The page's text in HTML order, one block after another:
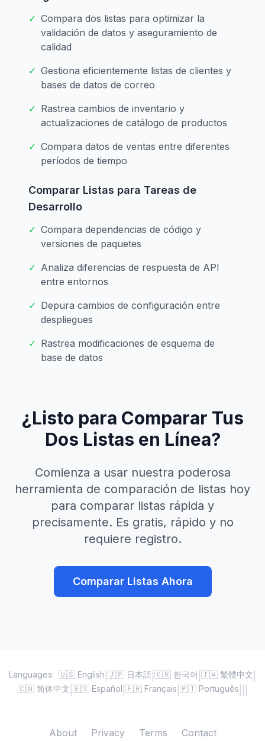
✓ Compara dos listas para optimizar la
validación de datos y aseguramiento de
calidad
✓ Gestiona eficientemente listas de clientes y
bases de datos de correo
✓ Rastrea cambios de inventario y
actualizaciones de catálogo de productos
✓ Compara datos de ventas entre diferentes
períodos de tiempo
Comparar Listas para Tareas de
Desarrollo
✓ Compara dependencias de código y
versiones de paquetes
✓ Analiza diferencias de respuesta de API
entre entornos
✓ Depura cambios de configuración entre
despliegues
✓ Rastrea modificaciones de esquema de
base de datos
¿Listo para Comparar Tus
Dos Listas en Línea?
Comienza a usar nuestra poderosa
herramienta de comparación de listas hoy
para comparar listas rápida y
precisamente. Es gratis, rápido y no
requiere registro.
Comparar Listas Ahora
Languages: 🇺🇸 English 🇯🇵 日本語 🇰🇷 한국어 🇹🇼 繁體中文
🇨🇳 简体中文 🇪🇸 Español 🇫🇷 Français 🇵🇹 Português
About Privacy Terms Contact